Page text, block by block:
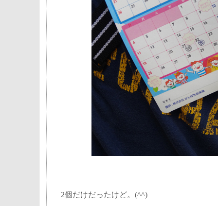
2個だけだったけど。(^^)